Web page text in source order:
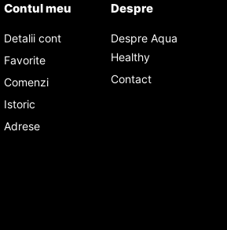
Contul meu
Detalii cont
Favorite
Comenzi
Istoric
Adrese
Despre
Despre Aqua
Healthy
Contact